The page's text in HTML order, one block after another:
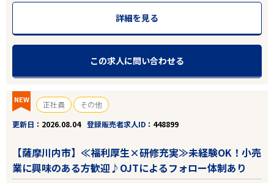
詳細を見る
この求人に問い合わせる
NEW 正社員
その他
更新日
2026.08.04 登録販売者求人ID 448899
【薩摩川内市】≪福利厚生×研修充実≫未経験OK！小売
業に興味のある方歓迎♪OJTによるフォロー体制あり